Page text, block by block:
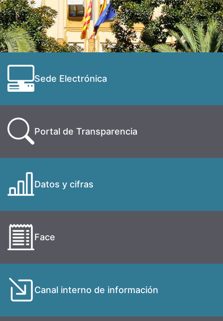
Sede Electrónica
Portal de Transparencia
Datos y cifras
Face
Canal interno de información